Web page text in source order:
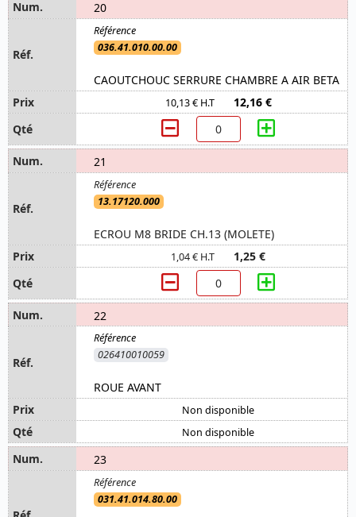
20
036.41.010.00.00
CAOUTCHOUC SERRURE CHAMBRE A AIR BETA
10,13 € H.T 12,16 €
21
13.17120.000
ECROU M8 BRIDE CH.13 (MOLETE)
1,04 € H.T 1,25 €
22
026410010059
ROUE AVANT
Non disponible
Non disponible
23
031.41.014.80.00